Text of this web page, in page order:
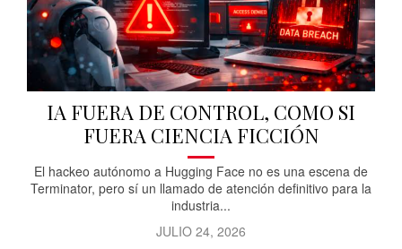
IA FUERA DE CONTROL, COMO SI
FUERA CIENCIA FICCIÓN
El hackeo autónomo a Hugging Face no es una escena de
Terminator, pero sí un llamado de atención definitivo para la
industria...
JULIO 24, 2026